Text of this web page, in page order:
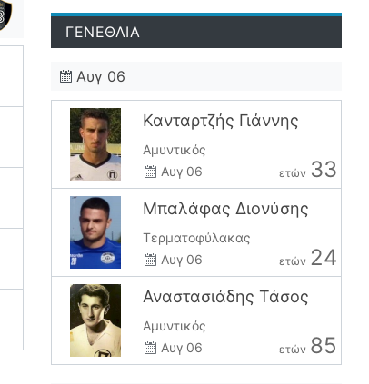
ΓΕΝΕΘΛΙΑ
Αυγ 06
Κανταρτζής Γιάννης
Αμυντικός
Αυγ 06
ετών 33
Μπαλάφας Διονύσης
Τερματοφύλακας
Αυγ 06
ετών 24
Αναστασιάδης Τάσος
Αμυντικός
Αυγ 06
ετών 85